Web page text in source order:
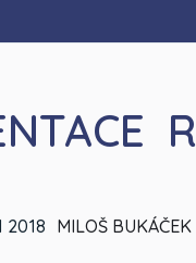
MILOŠ BUKÁČEK
2018